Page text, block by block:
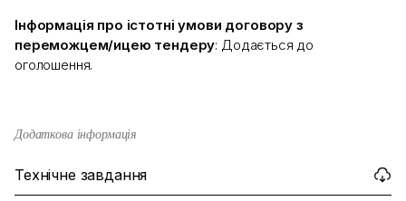
Інформація про істотні умови договору з
переможцем/ицею тендеру: Додається до
оголошення.
Додаткова інформація
Технічне завдання